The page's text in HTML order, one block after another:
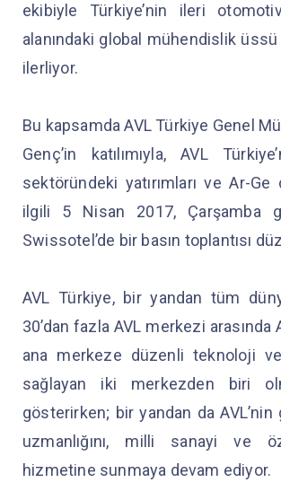
ekibiyle Türkiye’nin ileri
alanındaki global mühendislik
ilerliyor.
Bu kapsamda AVL Türkiye Genel
Genç’in katılımıyla, AVL
sektöründeki yatırımları ve Ar-Ge
ilgili 5 Nisan 2017, Çarşamba
Swissotel’de bir basın toplantısı
AVL Türkiye, bir yandan tüm
30’dan fazla AVL merkezi arasında
ana merkeze düzenli teknoloji
sağlayan iki merkezden biri
gösterirken; bir yandan da
uzmanlığını, milli sanayi ve
hizmetine sunmaya devam ediyor.